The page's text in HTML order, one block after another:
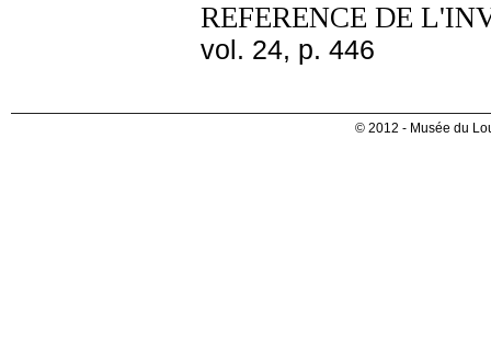
REFERENCE DE
vol. 24, p. 446
© 2012 - Musée du